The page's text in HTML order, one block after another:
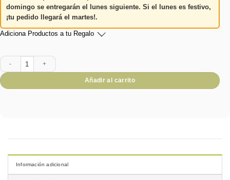
domingo se entregarán el lunes siguiente. Si el lunes es festivo,
¡tu pedido llegará el martes!.
Adiciona Productos a tu Regalo
Floral PUREZA 4-33 cantidad
Añadir al carrito
Información adicional